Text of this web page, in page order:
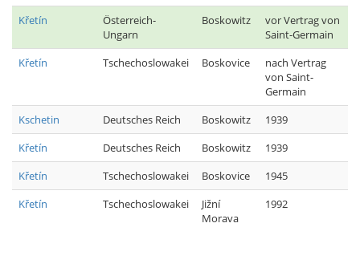
Křetín
Österreich-
Ungarn
Boskowitz
vor Vertrag von
Saint-Germain
Křetín
Tschechoslowakei Boskovice
nach Vertrag
von Saint-
Germain
Kschetin
Deutsches Reich Boskowitz
1939
Křetín
Deutsches Reich Boskowitz
1939
Křetín
Tschechoslowakei Boskovice
1945
Křetín
Tschechoslowakei
Jižní
Morava
1992